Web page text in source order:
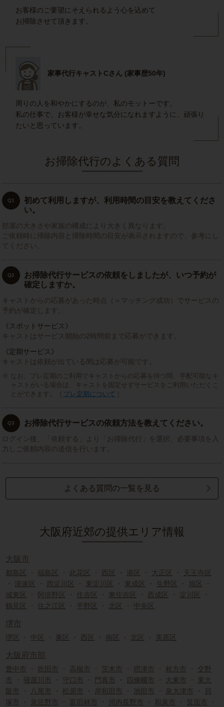
お客様のご要望にそえられるよう心を込めて
お掃除させて頂きます。
家事代行キャストCさん (家事歴50年)
周りの人を和やかにするのが、私のモットーです。
私の仕事で、お客様が幸せな気分になれますように、頑張り
たいと思っています。
お掃除代行のよくある質問
Q1
初めて利用しますが、利用時間の目安を教えてくださ
い。
部屋の大きさや家族の構成により大きく異なります。
ご依頼時に掃除内容と掃除時間の目安が表示されますので、参考にし
てください。
Q2
お掃除代行サービスの依頼をしましたが、いつ予約が
確定しますか。
キャストからの応募があった時点（＝マッチング成功）でサービスの
予約が確定します。
《スポットサービス》
キャストはサービス開始の2時間前まで応募ができます。
《定期サービス》
キャストは依頼が出ている間は応募が可能です。
なお、プレ定期のご利用でキャストからの応募を待つ間、手配可能なキ
ャストがいる場合は、キャストを固定せずサービスをご利用いただくこ
とができます。［ プレ定期について ］
Q3 お掃除代行サービスの依頼方法を教えてください。
ログイン後、「依頼する」より「お掃除代行」を選択、必要事項を入
力しご依頼内容の送信を行います。
よくある質問の一覧を見る
大阪府近郊の提供エリア情報
大阪市
都島区 ・ 福島区 ・ 此花区 ・ 西区 ・ 港区 ・ 大正区 ・
天王寺区
・ 浪速区 ・ 西淀川区 ・ 東淀川区 ・ 東成区 ・ 生野区 ・ 旭区
・
城東区
・ 阿倍野区 ・ 住吉区 ・ 東住吉区 ・ 西成区 ・ 淀川区
・
鶴見区
・ 住之江区 ・ 平野区 ・ 北区 ・ 中央区
堺市
堺区 ・ 中区 ・ 東区 ・ 西区 ・ 南区 ・ 北区 ・ 美原区
大阪府市部
豊中市 ・ 吹田市 ・ 高槻市 ・ 茨木市 ・ 摂津市 ・枚方市 ・ 交野
市
・ 寝屋川市 ・ 守口市 ・ 門真市 ・ 四條畷市 ・ 大東市 ・ 東大
阪市
・ 八尾市 ・ 松原市 ・ 岸和田市 ・ 池田市 ・ 泉大津市 ・
貝
塚市
・ 泉佐野市 ・ 富田林市 ・ 河内長野市 ・ 和泉市 ・ 箕面市
・